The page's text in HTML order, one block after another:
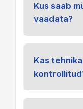
Kus saab
vaadata?
Kas